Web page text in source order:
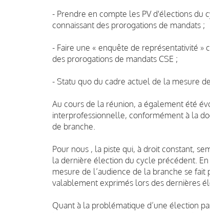
- Prendre en compte les PV d'élections du
connaissant des prorogations de mandats ;
- Faire une « enquête de représentativité
des prorogations de mandats CSE ;
- Statu quo du cadre actuel de la mesure
Au cours de la réunion, a également été
interprofessionnelle, conformément à la
de branche.
Pour nous , la piste qui, à droit constant,
la dernière élection du cycle précédent.
mesure de l’audience de la branche se fait
valablement exprimés lors des dernières
Quant à la problématique d’une élection